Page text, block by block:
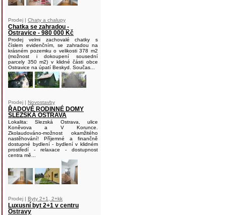
Prodej | Chaty a chalupy
Chatka se zahradou -
Ostravice - 980 000 Kč
Prodej velmi zachovalé chatky s
číslem evidenčním, se zahradou na
krásném pozemku o velikosti 378 m2
(možnost i dokoupení sousední
parcely 350 m2) v klidné části obce
Ostravice na úpatí Beskyd. Součas...
Prodej | Novostavby
ŘADOVÉ RODINNÉ DOMY
SLEZSKÁ OSTRAVA
Lokalita: Slezská Ostrava, ulice
Koněvova a V Korunce.
Zkolaudováno-možnost okamžitého
nastěhování! Příjemné a finančně
dostupné bydlení - bydlení v klidném
prostředí - relaxace - dostupnost
centra mě...
Prodej | Byty 2+1, 2+kk
Luxusní byt 2+1 v centru
Ostravy